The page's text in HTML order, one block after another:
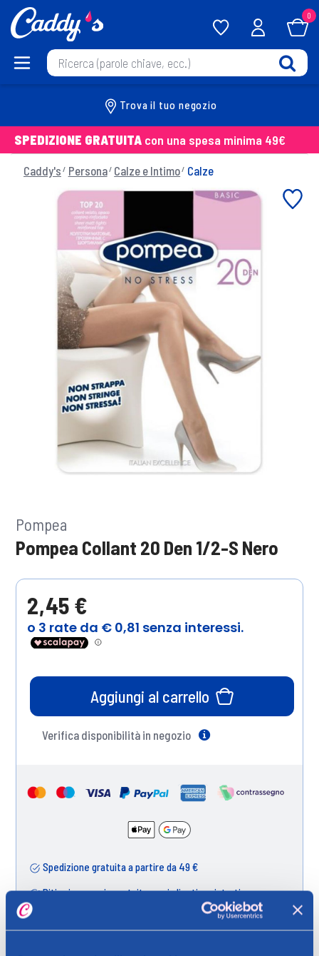
0
Trova il tuo negozio
SPEDIZIONE GRATUITA con una spesa minima 49€
Caddy's Persona Calze e Intimo Calze
Pompea
Pompea Collant 20 Den 1/2-S Nero
2,45 €
Aggiungi al carrello
Verifica disponibilità in negozio
Spedizione gratuita a partire da 49 €
Ritiro in negozio gratuito per i clienti registrati